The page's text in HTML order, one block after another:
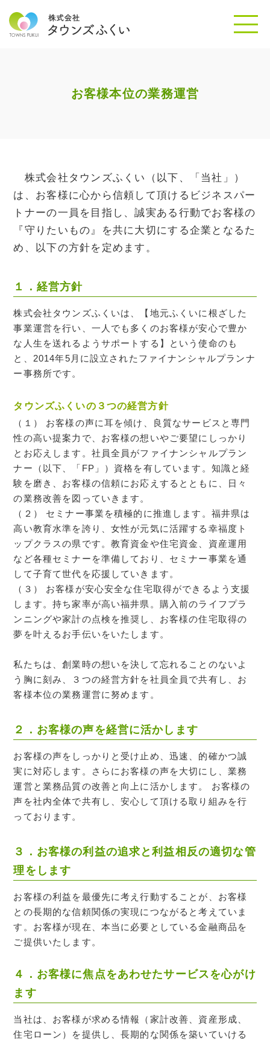
お客様本位の業務運営
株式会社タウンズふくい（以下、「当社」）
は、お客様に心から信頼して頂けるビジネスパー
トナーの一員を目指し、誠実ある行動でお客様の
『守りたいもの』を共に大切にする企業となるた
め、以下の方針を定めます。
１．経営方針
株式会社タウンズふくいは、【地元ふくいに根ざした
事業運営を行い、一人でも多くのお客様が安心で豊か
な人生を送れるようサポートする】という使命のも
と、2014年5月に設立されたファイナンシャルプランナ
ー事務所です。
タウンズふくいの３つの経営方針
（１） お客様の声に耳を傾け、良質なサービスと専門
性の高い提案力で、お客様の想いやご要望にしっかり
とお応えします。社員全員がファイナンシャルプラン
ナー（以下、「FP」）資格を有しています。知識と経
験を磨き、お客様の信頼にお応えするとともに、日々
の業務改善を図っていきます。
（２） セミナー事業を積極的に推進します。福井県は
高い教育水準を誇り、女性が元気に活躍する幸福度ト
ップクラスの県です。教育資金や住宅資金、資産運用
など各種セミナーを準備しており、セミナー事業を通
して子育て世代を応援していきます。
（３） お客様が安心安全な住宅取得ができるよう支援
します。持ち家率が高い福井県。購入前のライフプラ
ンニングや家計の点検を推奨し、お客様の住宅取得の
夢を叶えるお手伝いをいたします。
私たちは、創業時の想いを決して忘れることのないよ
う胸に刻み、３つの経営方針を社員全員で共有し、お
客様本位の業務運営に努めます。
２．お客様の声を経営に活かします
お客様の声をしっかりと受け止め、迅速、的確かつ誠
実に対応します。さらにお客様の声を大切にし、業務
運営と業務品質の改善と向上に活かします。 お客様の
声を社内全体で共有し、安心して頂ける取り組みを行
っております。
３．お客様の利益の追求と利益相反の適切な管
理をします
お客様の利益を最優先に考え行動することが、お客様
との長期的な信頼関係の実現につながると考えていま
す。お客様が現在、本当に必要としている金融商品を
ご提供いたします。
４．お客様に焦点をあわせたサービスを心がけ
ます
当社は、お客様が求める情報（家計改善、資産形成、
住宅ローン）を提供し、長期的な関係を築いていける